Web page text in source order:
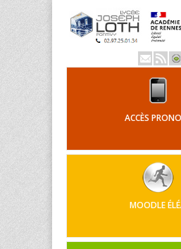
ACCÈS
MOODLE